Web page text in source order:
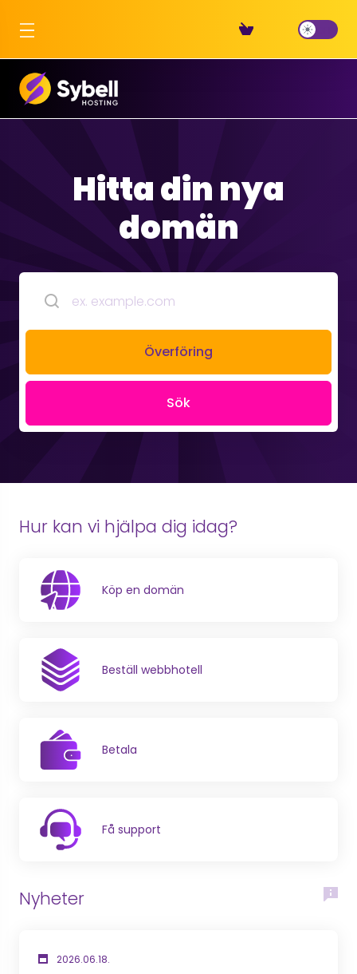
Hitta din nya
domän
Överföring
Sök
Hur kan vi hjälpa dig idag?
Köp en domän
Beställ webbhotell
Betala
Få support
Nyheter
2026.06.18.